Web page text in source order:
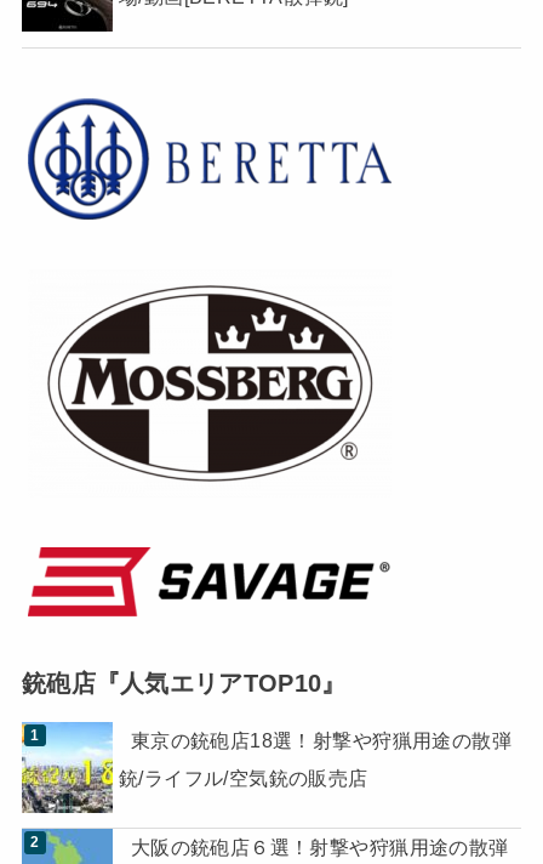
銃砲店『人気エリアTOP10』
東京の銃砲店18選！射撃や狩猟用途の散弾
銃/ライフル/空気銃の販売店
大阪の銃砲店６選！射撃や狩猟用途の散弾